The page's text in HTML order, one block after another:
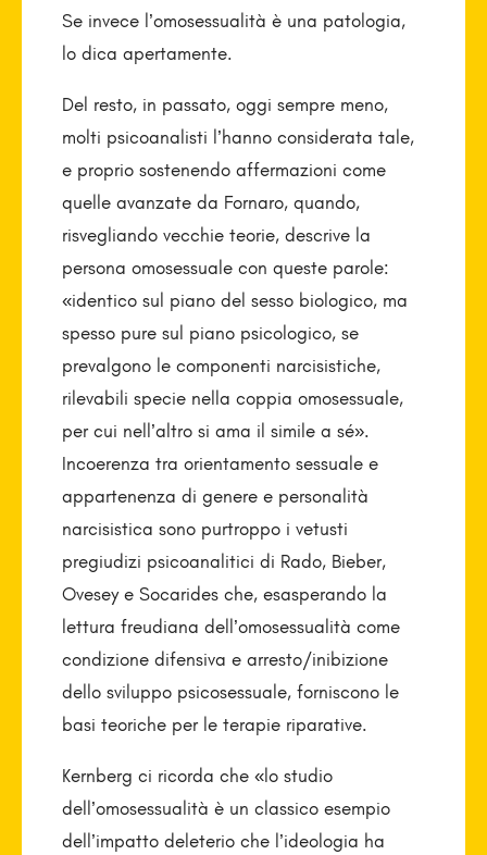
Se invece l’omosessualità è una patologia,
lo dica apertamente.
Del resto, in passato, oggi sempre meno,
molti psicoanalisti l’hanno considerata tale,
e proprio sostenendo affermazioni come
quelle avanzate da Fornaro, quando,
risvegliando vecchie teorie, descrive la
persona omosessuale con queste parole:
«identico sul piano del sesso biologico, ma
spesso pure sul piano psicologico, se
prevalgono le componenti narcisistiche,
rilevabili specie nella coppia omosessuale,
per cui nell’altro si ama il simile a sé».
Incoerenza tra orientamento sessuale e
appartenenza di genere e personalità
narcisistica sono purtroppo i vetusti
pregiudizi psicoanalitici di Rado, Bieber,
Ovesey e Socarides che, esasperando la
lettura freudiana dell’omosessualità come
condizione difensiva e arresto/inibizione
dello sviluppo psicosessuale, forniscono le
basi teoriche per le terapie riparative.
Kernberg ci ricorda che «lo studio
dell’omosessualità è un classico esempio
dell’impatto deleterio che l’ideologia ha